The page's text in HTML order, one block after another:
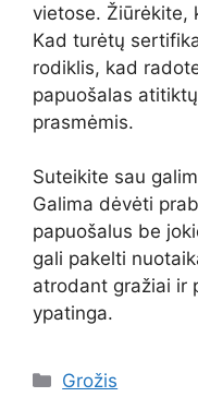
vietose. Žiūrėkite,
Kad turėtų
rodiklis, kad
papuošalas
prasmėmis.
Suteikite sau
Galima dėvėti
papuošalus be
gali pakelti
atrodant gražiai ir
ypatinga.
Kategorijos
Grožis